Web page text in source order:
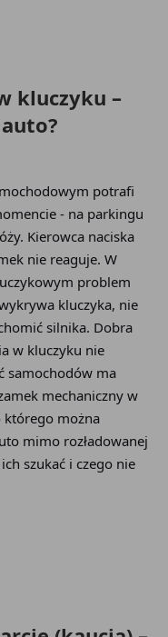
kluczyku –
potrafi
- na parkingu
Kierowca naciska
nie reaguje. W
problem
kluczyka, nie
silnika. Dobra
w kluczyku nie
samochodów ma
mechaniczny w
którego można
mimo rozładowanej
szukać i czego nie